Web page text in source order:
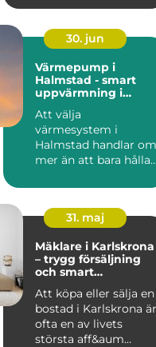
30. jun
Värmepump i
Halmstad - smart
uppvärmning i
Att välja
värmesystem i
Halmstad handlar om
mer än att bara hålla
31. maj
Mäklare i Karlskrona
– trygg försäljning
och smart
Att köpa eller sälja en
bostad i Karlskrona är
ofta en av livets
största aff&aum...